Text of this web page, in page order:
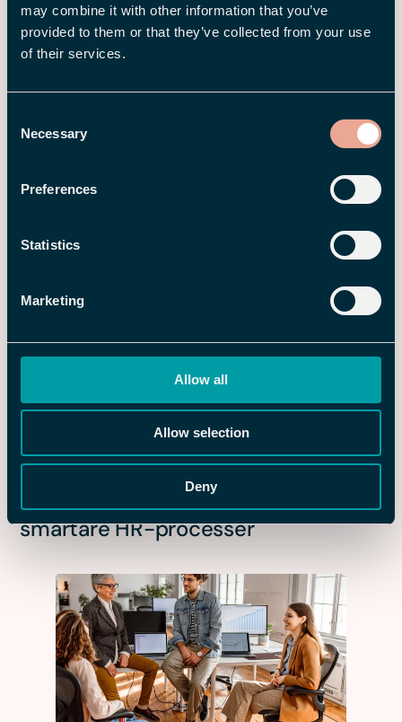
may combine it with other information that you’ve
provided to them or that they’ve collected from your use
of their services.
Selection
Necessary
Preferences
Statistics
Marketing
Allow all
Allow selection
Deny
Från tidrapportering till
lönehantering – därför satsar
20 FEB 2025
Flex och BDO – Ett framgångsrikt
partnerskap för effektivare och
smartare HR-processer